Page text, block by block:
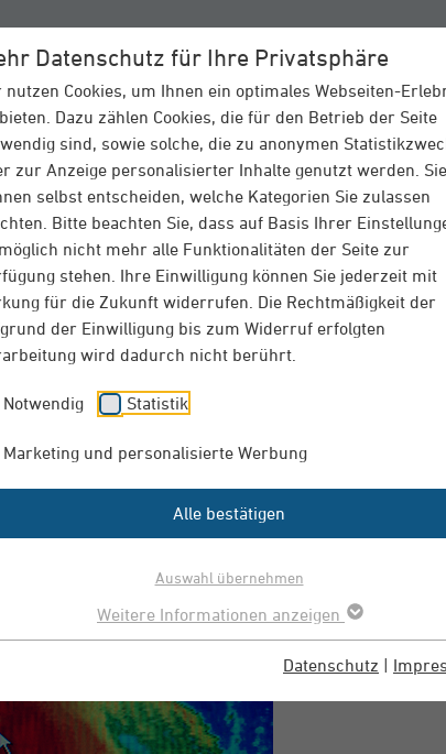
Datenschutz für Ihre Privatsphäre
nutzen Cookies, um Ihnen ein optimales Webseiten-
Dazu zählen Cookies, die für den Betrieb der Seite
sind, sowie solche, die zu anonymen
zur Anzeige personalisierter Inhalte genutzt werden. Sie
selbst entscheiden, welche Kategorien Sie zulassen
Bitte beachten Sie, dass auf Basis Ihrer
nicht mehr alle Funktionalitäten der Seite zur
stehen. Ihre Einwilligung können Sie jederzeit mit
für die Zukunft widerrufen. Die Rechtmäßigkeit der
der Einwilligung bis zum Widerruf erfolgten
wird dadurch nicht berührt.
Notwendig Statistik
Marketing und personalisierte Werbung
Alle bestätigen
Auswahl übernehmen
Weitere Informationen anzeigen
Datenschutz |
VERSICHERUNGEN
zum Sturmtief "Sabine"
Schaden? 1. Dokumentieren des Schadens. 2.
informieren.